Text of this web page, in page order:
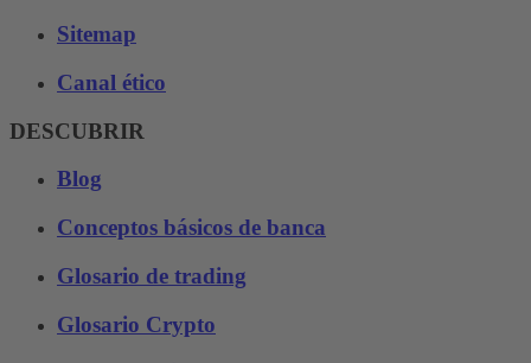
Sitemap
Canal ético
DESCUBRIR
Blog
Conceptos básicos de banca
Glosario de trading
Glosario Crypto